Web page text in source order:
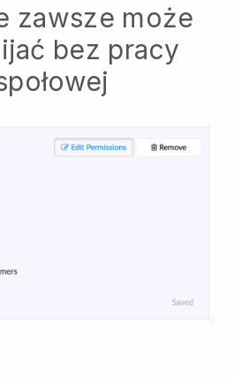
zawsze może
bez pracy